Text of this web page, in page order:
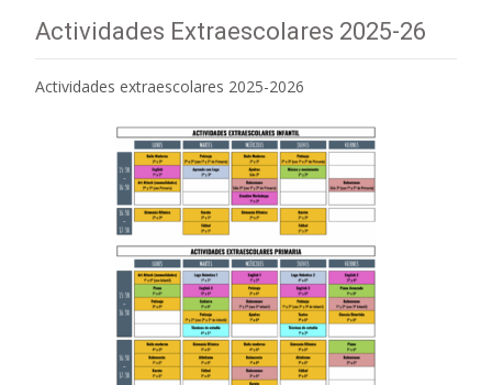
Actividades Extraescolares 2025-26
Actividades extraescolares 2025-2026